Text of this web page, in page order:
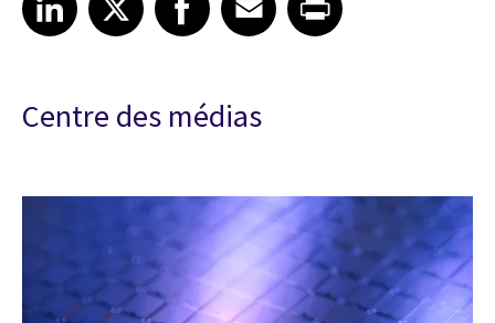
Centre des médias